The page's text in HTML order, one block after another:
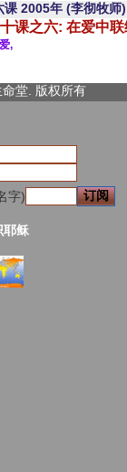
课 2005年 (李彻牧师)
课之六: 在爱中
爱,
堂. 版权所有
字)
耶稣